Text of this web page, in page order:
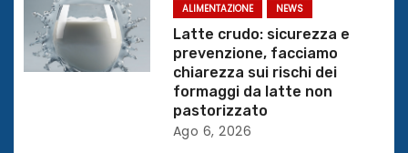
t
i
ALIMENTAZIONE NEWS
Latte crudo: sicurezza e
prevenzione, facciamo
chiarezza sui rischi dei
formaggi da latte non
pastorizzato
Ago 6, 2026